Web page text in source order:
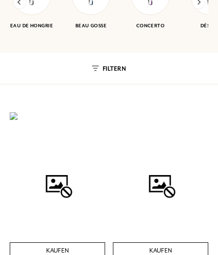
EAU DE HONGRIE BEAU GOSSE CONCERTO
FILTERN
KAUFEN KAUFEN